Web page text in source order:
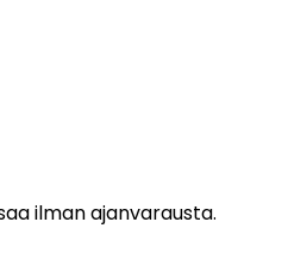
ilman ajanvarausta.